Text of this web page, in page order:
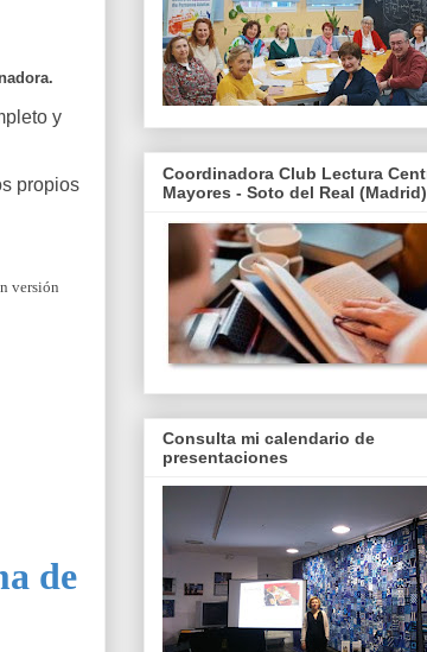
y
propios
versión
de
Coordinadora Club Lectura
Mayores - Soto del Real (Madrid)
Consulta mi calendario de
presentaciones